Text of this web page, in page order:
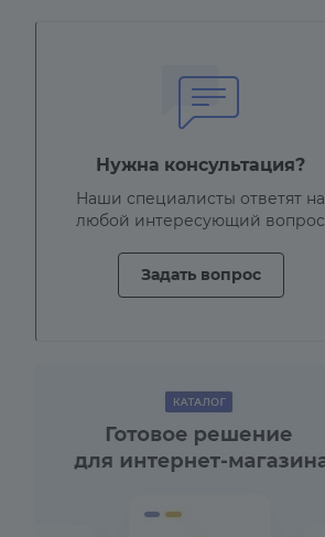
Нужна консультация?
Наши специалисты ответят на
любой интересующий вопрос
Задать вопрос